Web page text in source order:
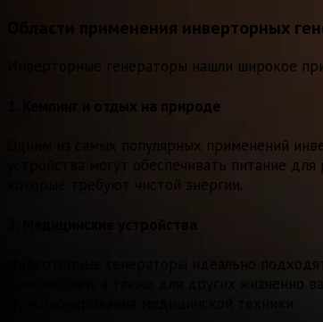
Области применения инверторных
Инверторные генераторы нашли широкое
Кемпинг и отдых на природе
Одним из самых популярных применений
устройства могут обеспечивать питание
которые требуют чистой энергии.
Инверторные генераторы идеально
диагностики, а также для других жизненно